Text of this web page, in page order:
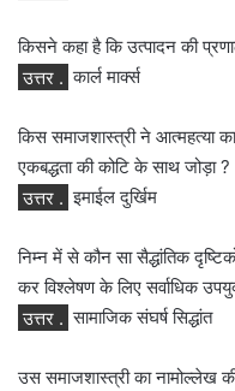
किसने कहा है कि उत्पादन की
उत्तर . कार्ल मार्क्स
किस समाजशास्त्री ने आत्महत्या
एकबद्धता की कोटि के साथ जोड़ा ?
उत्तर . इमाईल दुर्खिम
निम्न में से कौन सा सैद्धांतिक
कर विश्लेषण के लिए सर्वाधिक
उत्तर . सामाजिक संघर्ष सिद्धांत
उस समाजशास्त्री का नामोल्लेख